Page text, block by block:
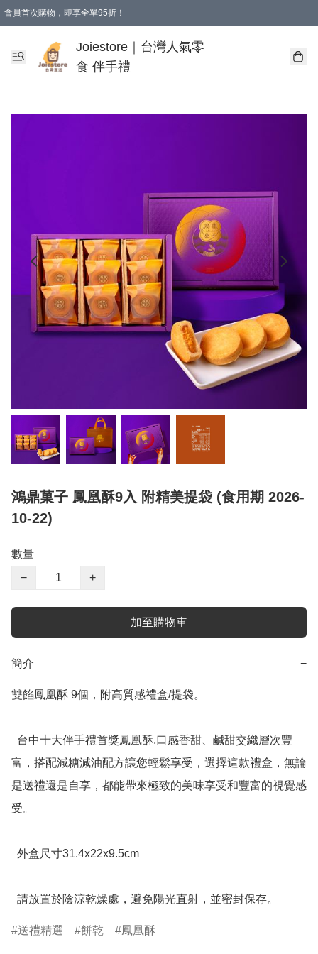
會員首次購物，即享全單95折！
購物滿 HKD 350.00即享免運費優惠！（適用於 本地送貨、本地取貨 )
Joiestore｜台灣人氣零
食 伴手禮
鴻鼎菓子 鳳凰酥9入 附精美提袋 (食用期 2026-
10-22)
數量
−
+
加至購物車
簡介 −
雙餡鳳凰酥 9個，附高質感禮盒/提袋。
富，搭配減糖減油配方讓您輕鬆享受，選擇這款禮盒，無論
是送禮還是自享，都能帶來極致的美味享受和豐富的視覺感
受。
  請放置於陰涼乾燥處，避免陽光直射，並密封保存。
送禮精選 餅乾 鳳凰酥